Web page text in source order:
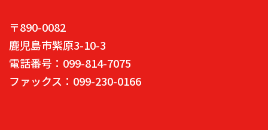
〒890-0082
鹿児島市紫原3-10-3
電話番号：099-814-7075
ファックス：099-230-0166